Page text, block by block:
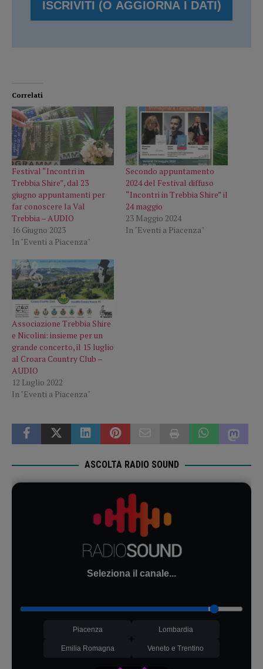
Correlati
Festival “Incontri in
Trebbia Shire”, dal 23
giugno appuntamenti per
far conoscere la Val
Trebbia – AUDIO
16 Giugno 2023
In "Eventi a Piacenza"
Secondo appuntamento
2024 del Festival diffuso
“Incontri in Trebbia Shire” il
24 maggio
23 Maggio 2024
In "Eventi a Piacenza"
Associazione Trebbia Shire
e Nicolini: insieme per un
grande concerto, il 15 luglio
al Croara Country Club –
AUDIO
12 Luglio 2022
In "Eventi a Piacenza"
ASCOLTA RADIO SOUND
Seleziona il canale...
Piacenza Lombardia
Emilia Romagna Veneto e Trentino